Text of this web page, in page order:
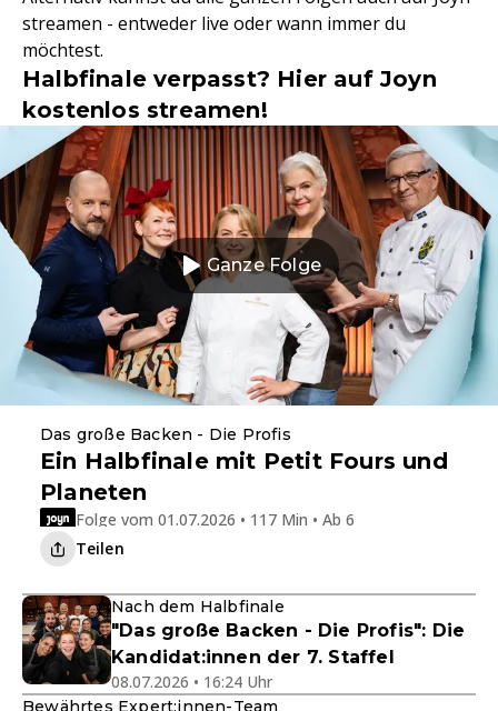
streamen - entweder live oder wann immer du
möchtest.
Halbfinale verpasst? Hier auf Joyn
kostenlos streamen!
Ganze Folge
Das große Backen - Die Profis
Ein Halbfinale mit Petit Fours und
Planeten
Folge vom 01.07.2026 • 117 Min • Ab 6
Teilen
Nach dem Halbfinale
"Das große Backen - Die Profis": Die
Kandidat:innen der 7. Staffel
08.07.2026 • 16:24 Uhr
Bewährtes Expert:innen-Team